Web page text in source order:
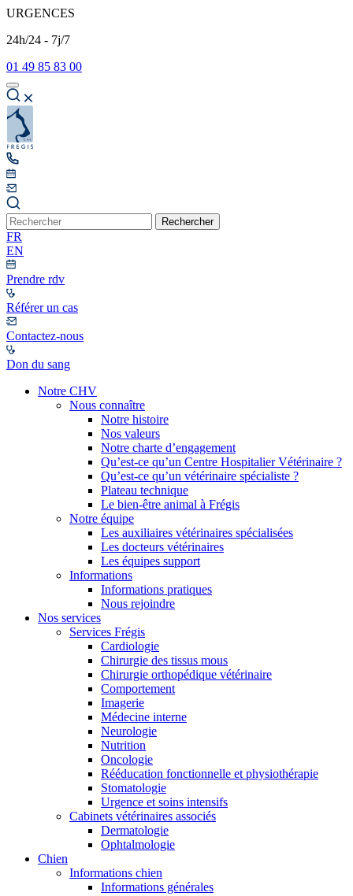
URGENCES
24h/24 - 7j/7
01 49 85 83 00
Rechercher
FR
EN
Prendre rdv
Référer un cas
Contactez-nous
Don du sang
Notre CHV
Nous connaître
Notre histoire
Nos valeurs
Notre charte d’engagement
Qu’est-ce qu’un Centre Hospitalier Vétérinaire ?
Qu’est-ce qu’un vétérinaire spécialiste ?
Plateau technique
Le bien-être animal à Frégis
Notre équipe
Les auxiliaires vétérinaires spécialisées
Les docteurs vétérinaires
Les équipes support
Informations
Informations pratiques
Nous rejoindre
Nos services
Services Frégis
Cardiologie
Chirurgie des tissus mous
Chirurgie orthopédique vétérinaire
Comportement
Imagerie
Médecine interne
Neurologie
Nutrition
Oncologie
Rééducation fonctionnelle et physiothérapie
Stomatologie
Urgence et soins intensifs
Cabinets vétérinaires associés
Dermatologie
Ophtalmologie
Chien
Informations chien
Informations générales